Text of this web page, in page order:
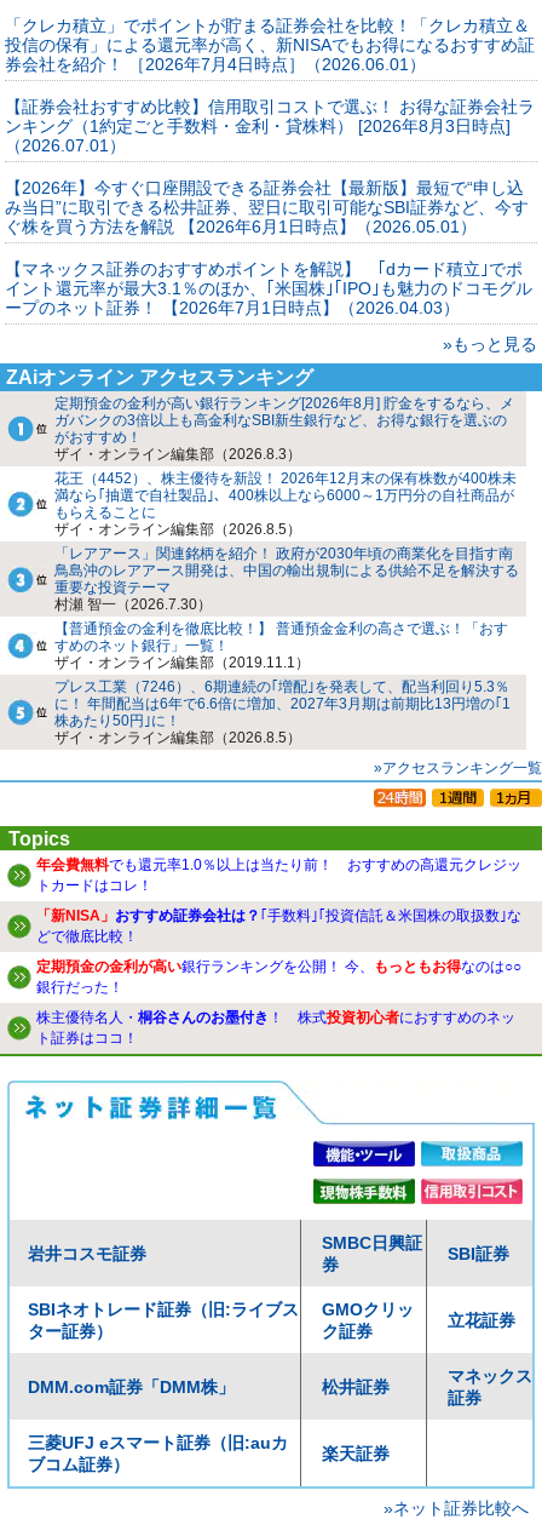
「クレカ積立」でポイントが貯まる証券会社を比較！「クレカ積立＆
投信の保有」による還元率が高く、新NISAでもお得になるおすすめ証
券会社を紹介！ ［2026年7月4日時点］（2026.06.01）
【証券会社おすすめ比較】信用取引コストで選ぶ！ お得な証券会社ラ
ンキング（1約定ごと手数料・金利・貸株料） [2026年8月3日時点]
（2026.07.01）
【2026年】今すぐ口座開設できる証券会社【最新版】最短で“申し込
み当日”に取引できる松井証券、翌日に取引可能なSBI証券など、今す
ぐ株を買う方法を解説 【2026年6月1日時点】（2026.05.01）
【マネックス証券のおすすめポイントを解説】 ｢dカード積立｣でポ
イント還元率が最大3.1％のほか、｢米国株｣｢IPO｣も魅力のドコモグル
ープのネット証券！ 【2026年7月1日時点】（2026.04.03）
»もっと見る
ZAiオンライン アクセスランキング
定期預金の金利が高い銀行ランキング[2026年8月] 貯金をするなら、メ
ガバンクの3倍以上も高金利なSBI新生銀行など、お得な銀行を選ぶの
がおすすめ！
ザイ・オンライン編集部（2026.8.3）
花王（4452）、株主優待を新設！ 2026年12月末の保有株数が400株未
満なら｢抽選で自社製品｣、400株以上なら6000～1万円分の自社商品が
もらえることに
ザイ・オンライン編集部（2026.8.5）
「レアアース」関連銘柄を紹介！ 政府が2030年頃の商業化を目指す南
鳥島沖のレアアース開発は、中国の輸出規制による供給不足を解決する
重要な投資テーマ
村瀬 智一（2026.7.30）
【普通預金の金利を徹底比較！】 普通預金金利の高さで選ぶ！「おす
すめのネット銀行」一覧！
ザイ・オンライン編集部（2019.11.1）
プレス工業（7246）、6期連続の｢増配｣を発表して、配当利回り5.3％
に！ 年間配当は6年で6.6倍に増加、2027年3月期は前期比13円増の｢1
株あたり50円｣に！
ザイ・オンライン編集部（2026.8.5）
»アクセスランキング一覧
Topics
年会費無料でも還元率1.0％以上は当たり前！ おすすめの高還元クレジッ
トカードはコレ！
「新NISA」 おすすめ証券会社は？ ｢手数料｣｢投資信託＆米国株の取扱数｣な
どで徹底比較！
定期預金の金利が高い銀行ランキングを公開！ 今、 もっともお得なのは○○
銀行だった！
株主優待名人・ 桐谷さんのお墨付き ！ 株式投資初心者におすすめのネッ
ト証券はココ！
岩井コスモ証券
SMBC日興証
券
SBI証券
SBIネオトレード証券（旧:ライブス
ター証券）
GMOクリッ
ク証券
立花証券
DMM.com証券「DMM株」 松井証券
マネックス
証券
三菱UFJ eスマート証券（旧:auカ
ブコム証券）
楽天証券
»ネット証券比較へ